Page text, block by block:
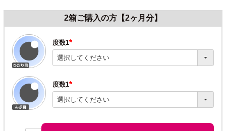
2箱ご購入の方【2ヶ月分】
度数1
(必
須)
度数1
(必
須)